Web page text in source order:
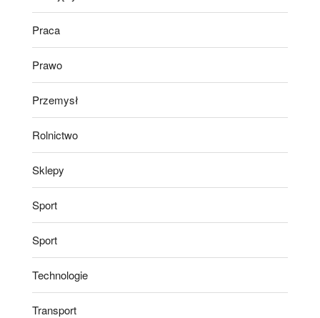
Praca
Prawo
Przemysł
Rolnictwo
Sklepy
Sport
Sport
Technologie
Transport